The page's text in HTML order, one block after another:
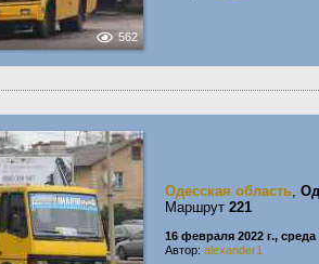
562
Одесская область,
Маршрут 221
16 февраля 2022 г., среда
Автор: alexander1